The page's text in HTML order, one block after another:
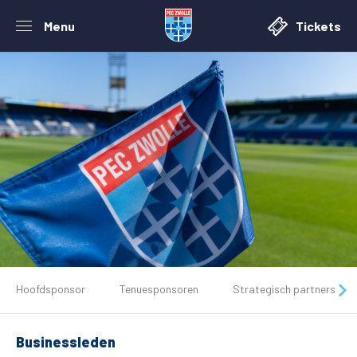
Menu Tickets
De club
Hoofdsponsor Tenuesponsoren Strategisch partners
Businessleden